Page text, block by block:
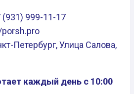
(931) 999-11-17
Петербург, Улица Салова,
каждый день с 10:00